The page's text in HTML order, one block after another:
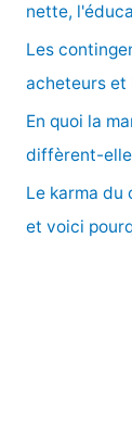
nette,
Les
acheteurs et
En quoi la
diffèrent-
Le karma
et voici